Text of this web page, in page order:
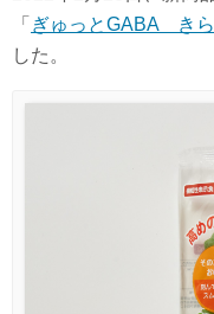
「 ぎゅっとGABA き
した。